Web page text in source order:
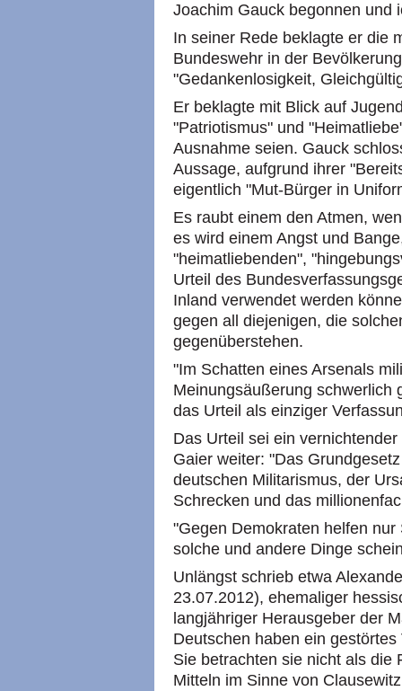
Joachim Gauck begonnen und
In seiner Rede beklagte er die
Bundeswehr in der
"Gedankenlosigkeit,
Er beklagte mit Blick auf
"Patriotismus" und
Ausnahme seien. Gauck
Aussage, aufgrund ihrer
eigentlich "Mut-Bürger in
Es raubt einem den Atmen,
es wird einem Angst und
"heimatliebenden",
Urteil des
Inland verwendet werden
gegen all diejenigen, die
gegenüberstehen.
"Im Schatten eines Arsenals
Meinungsäußerung schwerlich
das Urteil als einziger
Das Urteil sei ein
Gaier weiter: "Das
deutschen Militarismus, der
Schrecken und das
"Gegen Demokraten helfen
solche und andere Dinge
Unlängst schrieb etwa
23.07.2012), ehemaliger
langjähriger Herausgeber der
Deutschen haben ein
Sie betrachten sie nicht als die
Mitteln im Sinne von